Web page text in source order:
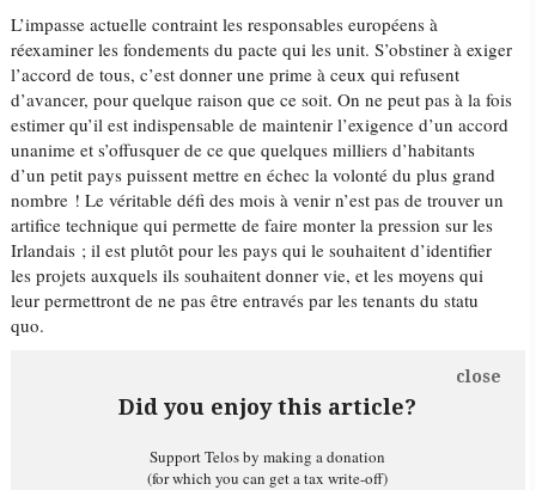
L’impasse actuelle contraint les responsables européens à
réexaminer les fondements du pacte qui les unit. S’obstiner à exiger
l’accord de tous, c’est donner une prime à ceux qui refusent
d’avancer, pour quelque raison que ce soit. On ne peut pas à la fois
estimer qu’il est indispensable de maintenir l’exigence d’un accord
unanime et s’offusquer de ce que quelques milliers d’habitants
d’un petit pays puissent mettre en échec la volonté du plus grand
nombre ! Le véritable défi des mois à venir n’est pas de trouver un
artifice technique qui permette de faire monter la pression sur les
Irlandais ; il est plutôt pour les pays qui le souhaitent d’identifier
les projets auxquels ils souhaitent donner vie, et les moyens qui
leur permettront de ne pas être entravés par les tenants du statu
quo.
Did you enjoy this article?
close
Support Telos by making a donation
(for which you can get a tax write-off)